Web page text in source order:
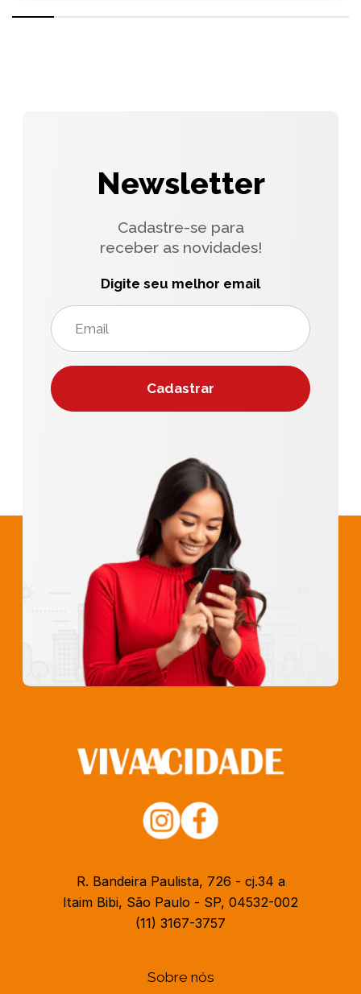
Newsletter
Cadastre-se para
receber as novidades!
Digite seu melhor email
R. Bandeira Paulista, 726 - cj.34 a
Itaim Bibi, São Paulo - SP, 04532-002
(11) 3167-3757
Sobre nós